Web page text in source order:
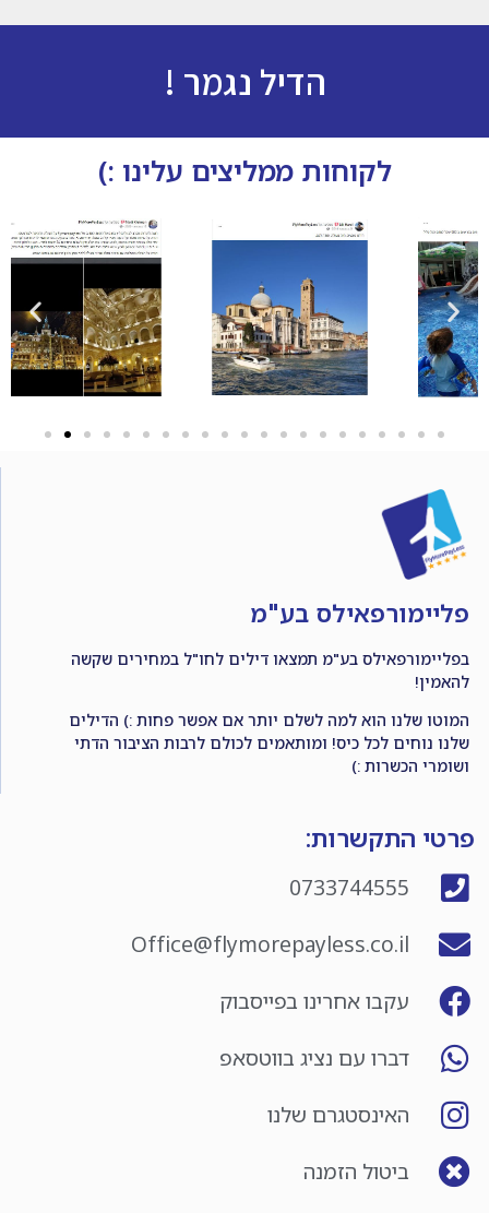
הדיל נגמר !
לקוחות ממליצים עלינו :)
פליימורפאילס בע"מ
בפליימורפאילס בע"מ תמצאו דילים לחו"ל במחירים שקשה
להאמין!
המוטו שלנו הוא למה לשלם יותר אם אפשר פחות :) הדילים
שלנו נוחים לכל כיס! ומותאמים לכולם לרבות הציבור הדתי
ושומרי הכשרות :)
פרטי התקשרות:
0733744555
Office@flymorepayless.co.il
עקבו אחרינו בפייסבוק
דברו עם נציג בווטסאפ
האינסטגרם שלנו
ביטול הזמנה